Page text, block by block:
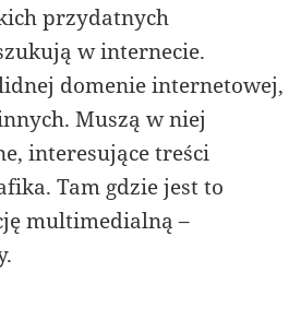
przydatnych
w internecie.
domenie internetowej,
Muszą w niej
interesujące treści
Tam gdzie jest to
multimedialną –